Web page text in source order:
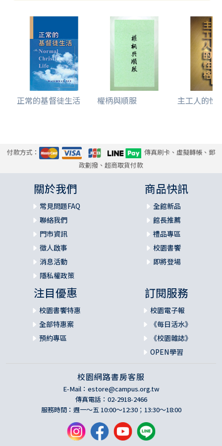
正常的基督徒生活 權柄與順服 主工人的性
付款方式：
傳真刷卡、虛擬轉帳、郵
政劃撥、超商取貨付款
關於我們
常見問題FAQ
聯絡我們
門市資訊
徵人啟事
消息活動
隱私權政策
商品快訊
全館新品
館長推薦
禮品專區
校園書饗
即將登場
注目優惠
校園書饗特惠
全部特惠案
預約專區
訂閱服務
校園電子報
《每日活水》
《校園雜誌》
OPEN學習
校園網路書房客服
E-Mail： estore@campus.org.tw
傳真電話：02-2918-2466
服務時間：週一～五 10:00～12:30；13:30～18:00